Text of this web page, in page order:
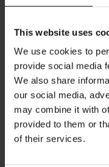
This website uses
We use cookies to
provide social media
We also share
our social media,
may combine it with
provided to them or
of their services.